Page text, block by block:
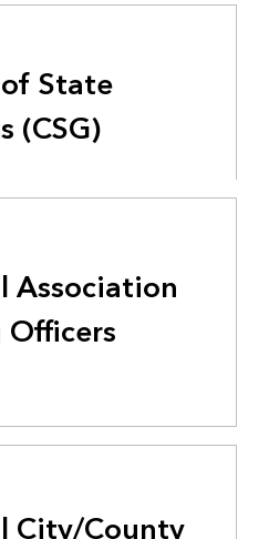
State
(CSG)
Association